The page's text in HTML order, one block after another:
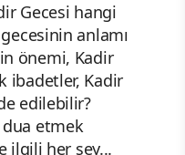
Gecesi hangi
anlamı
önemi, Kadir
ibadetler, Kadir
edilebilir?
dua etmek
ilgili her şey...